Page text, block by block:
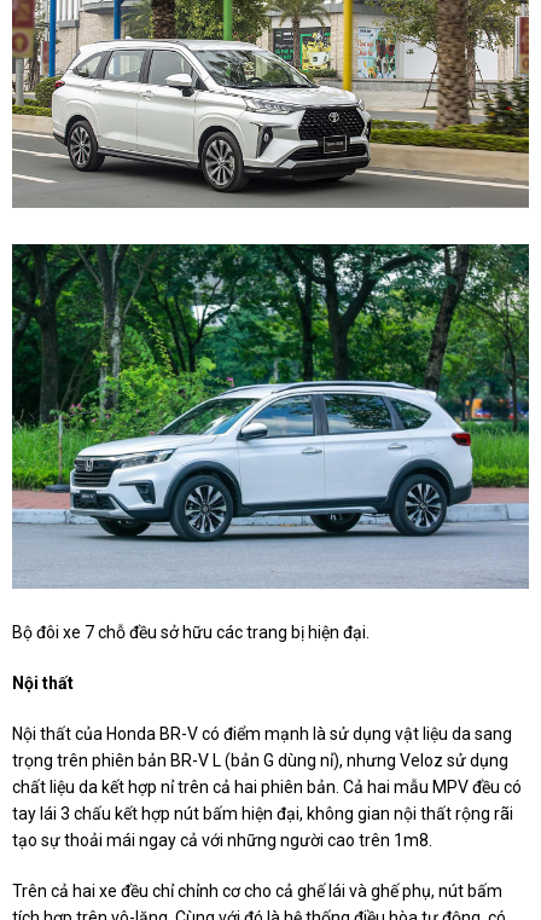
Bộ đôi xe 7 chỗ đều sở hữu các trang bị hiện đại.
Nội thất
Nội thất của Honda BR-V có điểm mạnh là sử dụng vật liệu da sang
trọng trên phiên bản BR-V L (bản G dùng nỉ), nhưng Veloz sử dụng
chất liệu da kết hợp nỉ trên cả hai phiên bản. Cả hai mẫu MPV đều có
tay lái 3 chấu kết hợp nút bấm hiện đại, không gian nội thất rộng rãi
tạo sự thoải mái ngay cả với những người cao trên 1m8.
Trên cả hai xe đều chỉ chỉnh cơ cho cả ghế lái và ghế phụ, nút bấm